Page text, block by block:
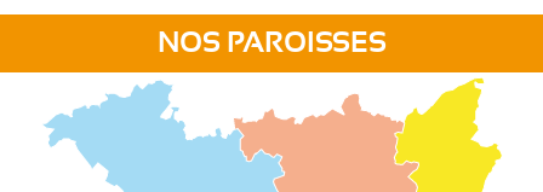
NOS PAROISSES